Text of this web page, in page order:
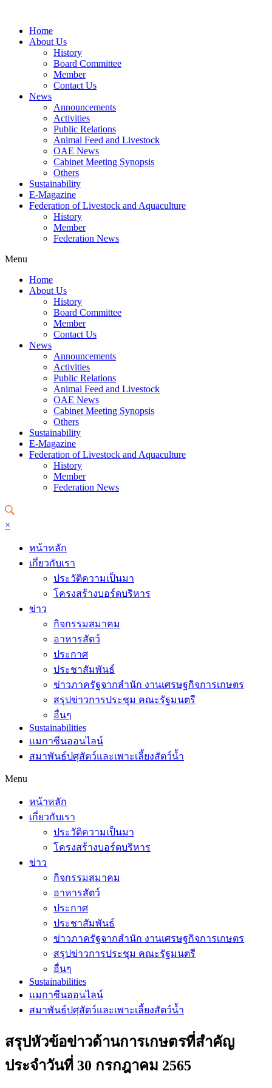
Home
About Us
History
Board Committee
Member
Contact Us
News
Announcements
Activities
Public Relations
Animal Feed and Livestock
OAE News
Cabinet Meeting Synopsis
Others
Sustainability
E-Magazine
Federation of Livestock and Aquaculture
History
Member
Federation News
Menu
Home
About Us
History
Board Committee
Member
Contact Us
News
Announcements
Activities
Public Relations
Animal Feed and Livestock
OAE News
Cabinet Meeting Synopsis
Others
Sustainability
E-Magazine
Federation of Livestock and Aquaculture
History
Member
Federation News
×
หน้าหลัก
เกี่ยวกับเรา
ประวัติความเป็นมา
โครงสร้างบอร์ดบริหาร
ข่าว
กิจกรรมสมาคม
อาหารสัตว์
ประกาศ
ประชาสัมพันธ์
ข่าวภาครัฐจากสำนัก งานเศรษฐกิจการเกษตร
สรุปข่าวการประชุม คณะรัฐมนตรี
อื่นๆ
Sustainabilities
แมกาซีนออนไลน์
สมาพันธ์ปศุสัตว์และเพาะเลี้ยงสัตว์น้ำ
Menu
หน้าหลัก
เกี่ยวกับเรา
ประวัติความเป็นมา
โครงสร้างบอร์ดบริหาร
ข่าว
กิจกรรมสมาคม
อาหารสัตว์
ประกาศ
ประชาสัมพันธ์
ข่าวภาครัฐจากสำนัก งานเศรษฐกิจการเกษตร
สรุปข่าวการประชุม คณะรัฐมนตรี
อื่นๆ
Sustainabilities
แมกาซีนออนไลน์
สมาพันธ์ปศุสัตว์และเพาะเลี้ยงสัตว์น้ำ
สรุปหัวข้อข่าวด้านการเกษตรที่สำคัญ
ประจำวันที่ 30 กรกฎาคม 2565